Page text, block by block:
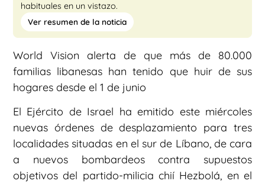
habituales en un vistazo.
Ver resumen de la noticia
World Vision alerta de que más de 80.000
familias libanesas han tenido que huir de sus
hogares desde el 1 de junio
El Ejército de Israel ha emitido este miércoles
nuevas órdenes de desplazamiento para tres
localidades situadas en el sur de Líbano, de cara
a nuevos bombardeos contra supuestos
objetivos del partido-milicia chií Hezbolá, en el